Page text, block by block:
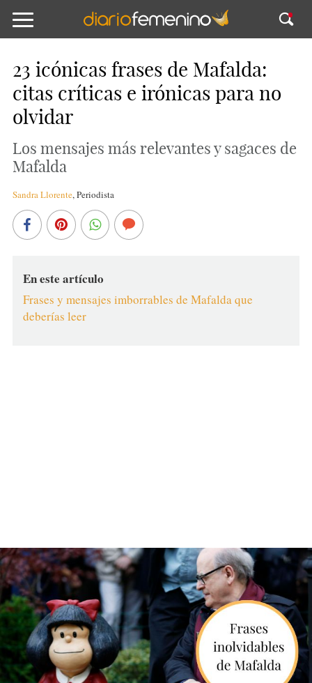
23 icónicas frases de Mafalda:
citas críticas e irónicas para no
olvidar
Los mensajes más relevantes y sagaces de
Mafalda
Sandra Llorente,Periodista
En este artículo
Frases y mensajes imborrables de Mafalda que
deberías leer